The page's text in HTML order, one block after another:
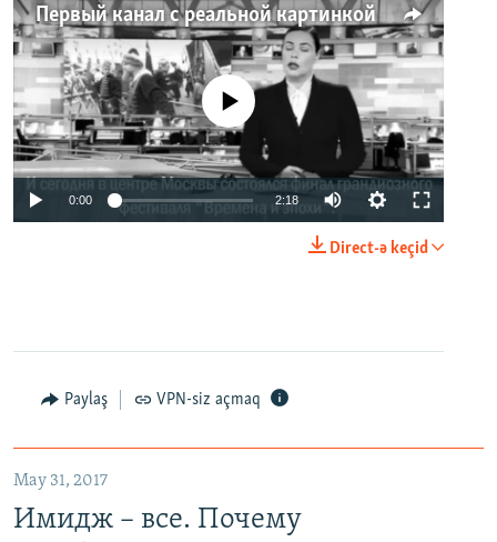
Первый канал с реальной картинкой
No media source currently available
0:00 2:18
Direct-ə keçid
Paylaş VPN-siz açmaq
May 31, 2017
Имидж – все. Почему